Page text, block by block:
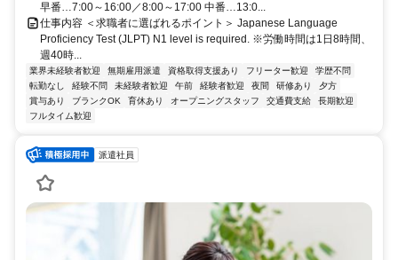
早番…7:00～16:00／8:00～17:00 中番…13:0...
仕事内容 ＜求職者に選ばれるポイント＞ Japanese Language
Proficiency Test (JLPT) N1 level is required. ※労働時間は1日8時間、
週40時...
業界未経験者歓迎 無期雇用派遣 資格取得支援あり フリーター歓迎
学歴不問
転勤なし
経験不問 未経験者歓迎 午前 経験者歓迎 夜間 研修あり
夕方
賞与あり
ブランクOK 育休あり オープニングスタッフ 交通費支給
長期歓迎
フルタイム歓迎
派遣社員